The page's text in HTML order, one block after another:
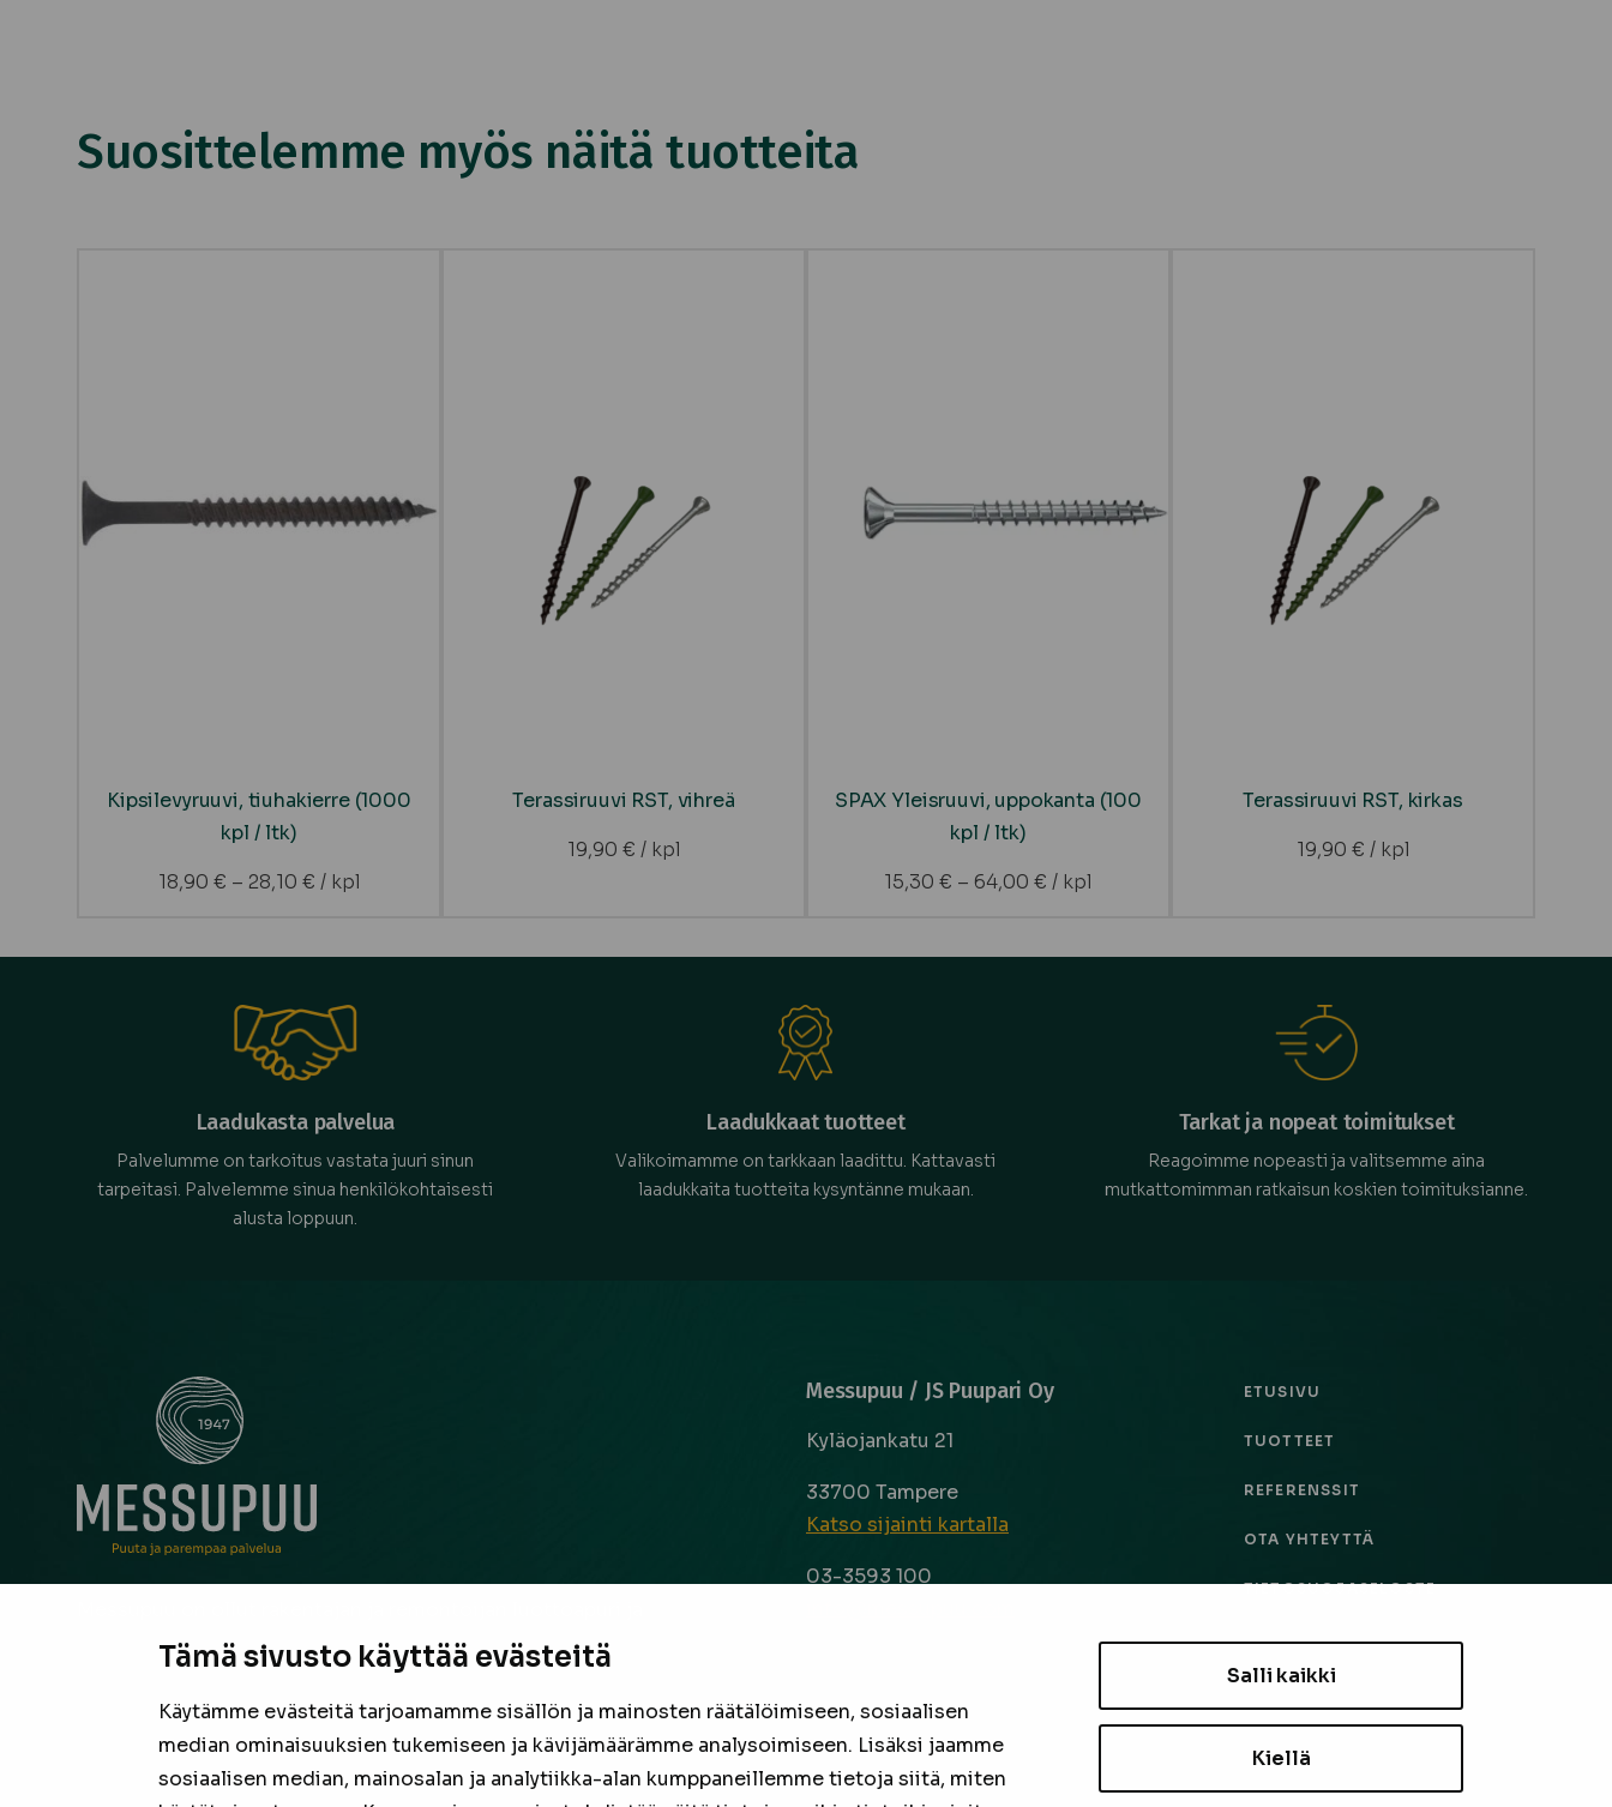
Tämä sivusto käyttää evästeitä
Käytämme evästeitä tarjoamamme sisällön ja mainosten räätälöimiseen, sosiaalisen
median ominaisuuksien tukemiseen ja kävijämäärämme analysoimiseen. Lisäksi jaamme
sosiaalisen median, mainosalan ja analytiikka-alan kumppaneillemme tietoja siitä, miten
Salli kaikki
Kiellä
Suosittelemme myös näitä tuotteita
Kipsilevyruuvi, tiuhakierre (1000
kpl / ltk)
18,90 € – 28,10 € / kpl
Terassiruuvi RST, vihreä
19,90 € / kpl
SPAX Yleisruuvi, uppokanta (100
kpl / ltk)
15,30 € – 64,00 € / kpl
Terassiruuvi RST, kirkas
19,90 € / kpl
Laadukasta palvelua
Palvelumme on tarkoitus vastata juuri sinun
tarpeitasi. Palvelemme sinua henkilökohtaisesti
alusta loppuun.
Laadukkaat tuotteet
Valikoimamme on tarkkaan laadittu. Kattavasti
laadukkaita tuotteita kysyntänne mukaan.
Tarkat ja nopeat toimitukset
Reagoimme nopeasti ja valitsemme aina
mutkattomimman ratkaisun koskien toimituksianne.
neuvonantaja Pirkanmaalla jo vuodesta 1947. Oli kyse sitten
suurista hankkeista tai pienestä pintaremontista, laaja ja
laadukas valikoima sekä asiantunteva henkilökunta ovat
valmiina tarjoamaan parhaan puutavaran jokaiseen
projektiin.
Messupuu / JS Puupari Oy
Kyläojankatu 21
33700 Tampere
Katso sijainti kartalla
03-3593 100
la 9-14
FacebookInstagram
ETUSIVU
TUOTTEET
REFERENSSIT
OTA YHTEYTTÄ
TIETOSUOJASELOSTE
EVÄSTEASETUKSET
TILAA UUTISKIRJE